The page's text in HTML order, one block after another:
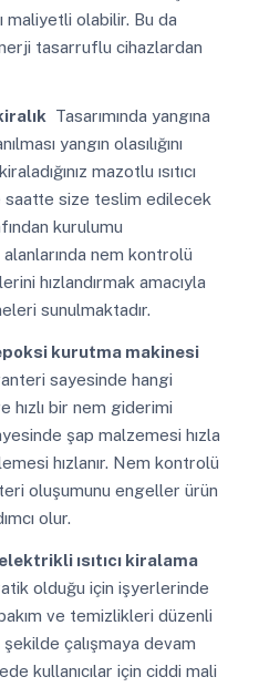
maliyetli olabilir. Bu da
tasarruflu cihazlardan
Tasarımında yangına
yangın olasılığını
mazotlu ısıtıcı
size teslim edilecek
kurulumu
nem kontrolü
hızlandırmak amacıyla
sunulmaktadır.
kurutma makinesi
sayesinde hangi
hızlı bir nem giderimi
şap malzemesi hızla
hızlanır. Nem kontrolü
oluşumunu engeller ürün
olur.
ısıtıcı kiralama
olduğu için işyerlerinde
ve temizlikleri düzenli
çalışmaya devam
kullanıcılar için ciddi mali